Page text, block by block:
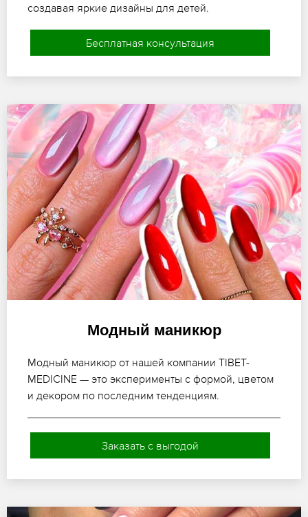
создавая яркие дизайны для детей.
Бесплатная консультация
Модный маникюр
Модный маникюр от нашей компании TIBET-
MEDICINE — это эксперименты с формой, цветом
и декором по последним тенденциям.
Заказать с выгодой